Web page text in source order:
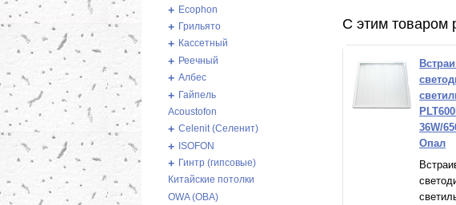
+ Ecophon
+ Грильято
+ Кассетный
+ Реечный
+ Албес
+ Гайпель
Acoustofon
+ Celenit (Селенит)
+ ISOFON
+ Гинтр (гипсовые)
Китайские потолки
OWA (ОВА)
С этим товаром
36W/
Опал